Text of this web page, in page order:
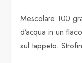
Mescolare 100
d’acqua in un
sul tappeto.